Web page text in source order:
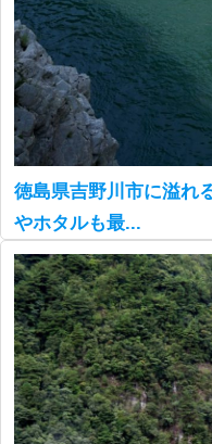
徳島県吉野川市に溢れ
やホタルも最...